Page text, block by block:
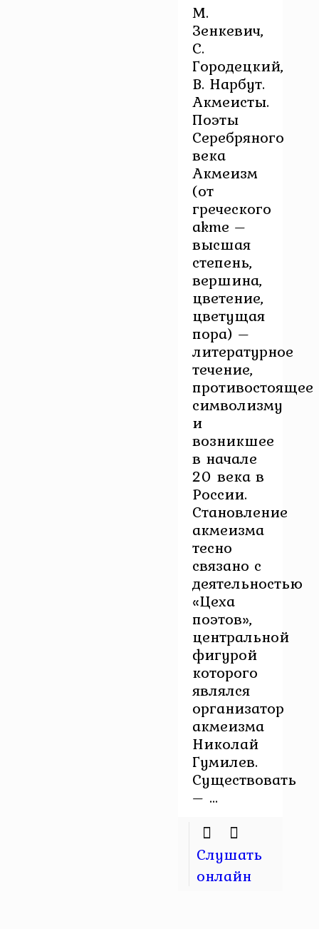
М.
Зенкевич,
С.
Городецкий,
В. Нарбут.
Акмеисты.
Поэты
Серебряного
века
Акмеизм
(от
греческого
аkme –
высшая
степень,
вершина,
цветение,
цветущая
пора) –
литературное
течение,
противостоящее
символизму
и
возникшее
в начале
20 века в
России.
Становление
акмеизма
тесно
связано с
деятельностью
«Цеха
поэтов»,
центральной
фигурой
которого
являлся
организатор
акмеизма
Николай
Гумилев.
Существовать
– ...
Слушать
онлайн